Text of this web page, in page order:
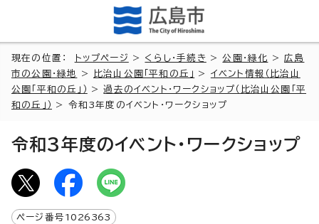
現在の位置： トップページ > くらし・手続き >公園・緑化 >広島
市の公園・緑地
> 比治山公園「平和の丘」 > イベント情報（比治山
公園「平和の丘」）
>過去のイベント・ワークショップ（比治山公園「平
和の丘」）
> 令和3年度のイベント・ワークショップ
令和3年度のイベント・ワークショップ
ページ番号 1026363